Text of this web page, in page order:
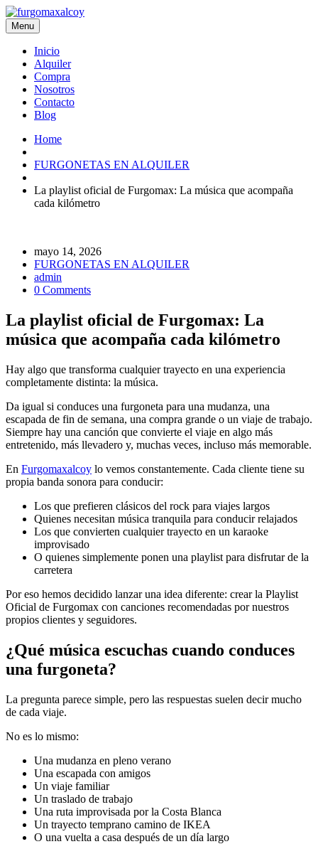
Menu
Inicio
Alquiler
Compra
Nosotros
Contacto
Blog
Home
FURGONETAS EN ALQUILER
La playlist oficial de Furgomax: La música que acompaña
cada kilómetro
mayo 14, 2026
FURGONETAS EN ALQUILER
admin
0 Comments
La playlist oficial de Furgomax: La
música que acompaña cada kilómetro
Hay algo que transforma cualquier trayecto en una experiencia
completamente distinta: la música.
Da igual si conduces una furgoneta para una mudanza, una
escapada de fin de semana, una compra grande o un viaje de trabajo.
Siempre hay una canción que convierte el viaje en algo más
entretenido, más llevadero y, muchas veces, incluso más memorable.
En Furgomaxalcoy lo vemos constantemente. Cada cliente tiene su
propia banda sonora para conducir:
Los que prefieren clásicos del rock para viajes largos
Quienes necesitan música tranquila para conducir relajados
Los que convierten cualquier trayecto en un karaoke
improvisado
O quienes simplemente ponen una playlist para disfrutar de la
carretera
Por eso hemos decidido lanzar una idea diferente: crear la Playlist
Oficial de Furgomax con canciones recomendadas por nuestros
propios clientes y seguidores.
¿Qué música escuchas cuando conduces
una furgoneta?
La pregunta parece simple, pero las respuestas suelen decir mucho
de cada viaje.
No es lo mismo:
Una mudanza en pleno verano
Una escapada con amigos
Un viaje familiar
Un traslado de trabajo
Una ruta improvisada por la Costa Blanca
Un trayecto temprano camino de IKEA
O una vuelta a casa después de un día largo